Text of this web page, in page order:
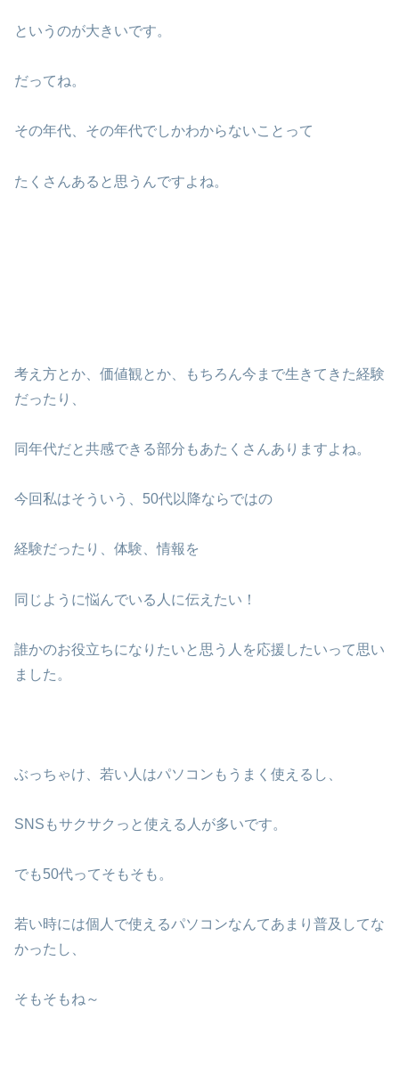
というのが大きいです。
だってね。
その年代、その年代でしかわからないことって
たくさんあると思うんですよね。
考え方とか、価値観とか、もちろん今まで生きてきた経験
だったり、
同年代だと共感できる部分もあたくさんありますよね。
今回私はそういう、50代以降ならではの
経験だったり、体験、情報を
同じように悩んでいる人に伝えたい！
誰かのお役立ちになりたいと思う人を応援したいって思い
ました。
ぶっちゃけ、若い人はパソコンもうまく使えるし、
SNSもサクサクっと使える人が多いです。
でも50代ってそもそも。
若い時には個人で使えるパソコンなんてあまり普及してな
かったし、
そもそもね～